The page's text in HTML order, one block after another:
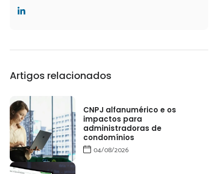
Artigos relacionados
CNPJ alfanumérico e os
impactos para
administradoras de
condomínios
04/08/2026